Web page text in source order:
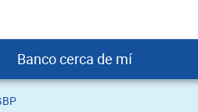
Banco cerca de mí